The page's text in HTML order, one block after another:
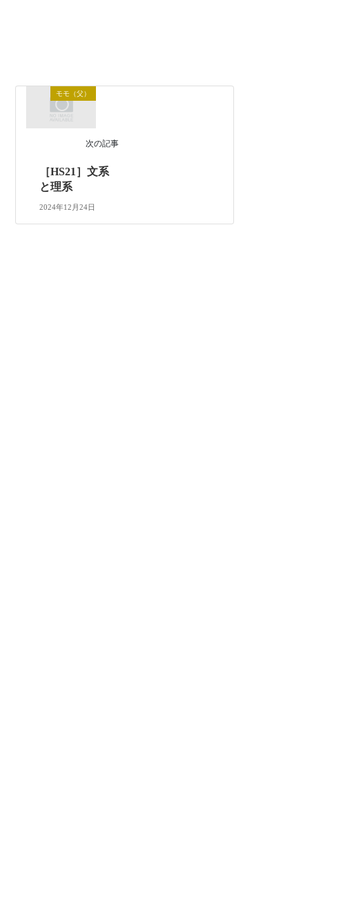
モモ（父）
次の記事
［HS21］文系
と理系
2024年12月24日